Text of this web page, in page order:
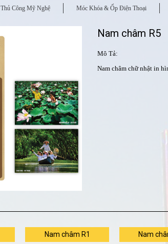
Thủ Công Mỹ Nghệ Móc Khóa & Ốp Điện Thoại
Nam châm R5
Mô Tả:
Nam châm chữ nhật in
Nam châm R1 Nam